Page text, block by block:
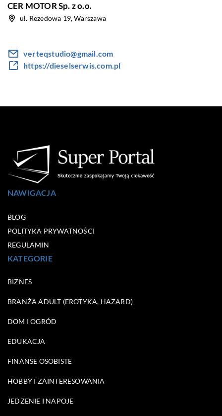
CER MOTOR Sp. z o.o.
ul. Rezedowa 19, Warszawa
verteqstudio@gmail.com
https://dieselserwis.com.pl
NAWIGACJA
BLOG
POLITYKA PRYWATNOŚCI
REGULAMIN
KATEGORIE
BIZNES
BRANŻA ADULT (EROTYKA, HAZARD)
DOM I OGRÓD
EDUKACJA
FINANSE OSOBISTE
HOBBY I ZAINTERESOWANIA
JEDZENIE I NAPOJE